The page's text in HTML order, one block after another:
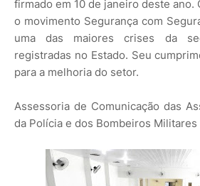
firmado em 10 de janeiro deste ano.
o movimento Segurança com
uma das maiores crises da
registradas no Estado. Seu
para a melhoria do setor.
Assessoria de Comunicação das
da Polícia e dos Bombeiros Militares